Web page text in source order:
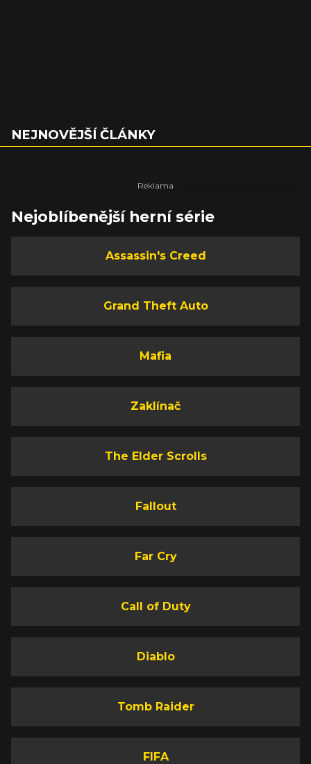
NEJNOVĚJŠÍ ČLÁNKY
Nejoblíbenější herní série
Assassin's Creed
Grand Theft Auto
Mafia
Zaklínač
The Elder Scrolls
Fallout
Far Cry
Call of Duty
Diablo
Tomb Raider
FIFA